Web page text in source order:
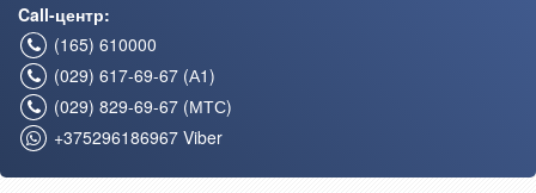
Call-центр:
(165) 610000
(029) 617-69-67 (А1)
(029) 829-69-67 (МТС)
+375296186967 Viber